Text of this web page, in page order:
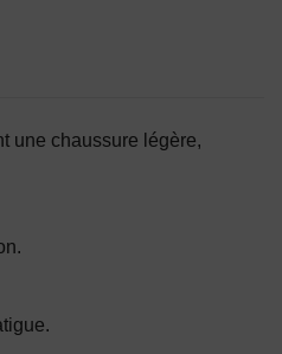
une chaussure légère,